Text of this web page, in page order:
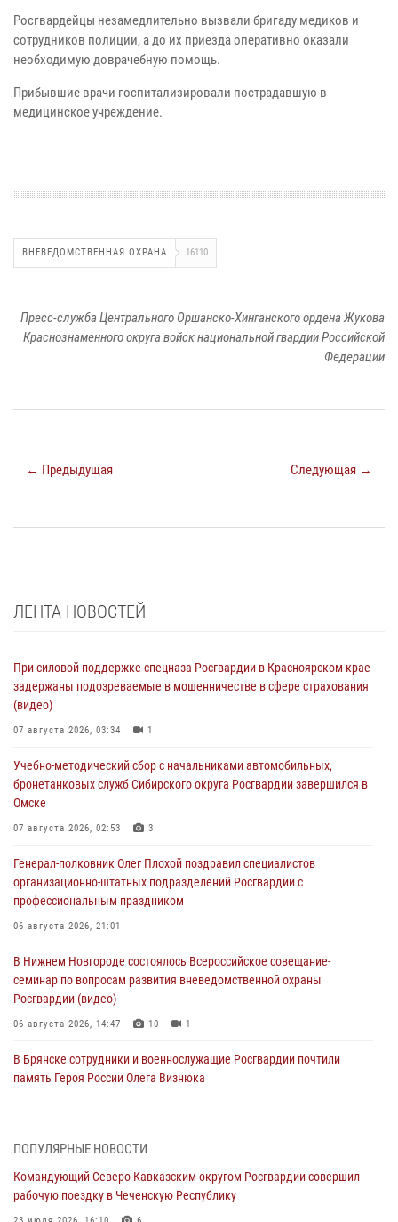
Росгвардейцы незамедлительно вызвали бригаду медиков и
сотрудников полиции, а до их приезда оперативно оказали
необходимую доврачебную помощь.
Прибывшие врачи госпитализировали пострадавшую в
медицинское учреждение.
ВНЕВЕДОМСТВЕННАЯ ОХРАНА 16110
Пресс-служба Центрального Оршанско-Хинганского ордена Жукова
Краснознаменного округа войск национальной гвардии Российской
Федерации
← Предыдущая Следующая →
ЛЕНТА НОВОСТЕЙ
При силовой поддержке спецназа Росгвардии в Красноярском крае
задержаны подозреваемые в мошенничестве в сфере страхования
(видео)
07 августа 2026, 03:34 1
Учебно-методический сбор с начальниками автомобильных,
бронетанковых служб Сибирского округа Росгвардии завершился в
Омске
07 августа 2026, 02:53 3
Генерал-полковник Олег Плохой поздравил специалистов
организационно-штатных подразделений Росгвардии с
профессиональным праздником
06 августа 2026, 21:01
В Нижнем Новгороде состоялось Всероссийское совещание-
семинар по вопросам развития вневедомственной охраны
Росгвардии (видео)
06 августа 2026, 14:47 10 1
В Брянске сотрудники и военнослужащие Росгвардии почтили
память Героя России Олега Визнюка
память товарищей, погибших при исполнении воинского долга
06 августа 2026, 13:29 5
В Центральном округе Росгвардии прошли мероприятия к
ПОПУЛЯРНЫЕ НОВОСТИ
Командующий Северо-Кавказским округом Росгвардии совершил
рабочую поездку в Чеченскую Республику